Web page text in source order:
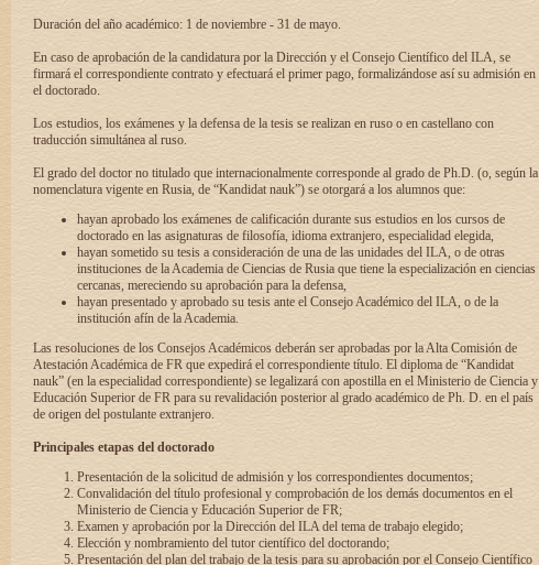
Duración del año académico: 1 de noviembre - 31 de mayo.
En caso de aprobación de la candidatura por la Dirección y el Consejo Científico del ILA, se
firmará el correspondiente contrato y efectuará el primer pago, formalizándose así su admisión en
el doctorado.
Los estudios, los exámenes y la defensa de la tesis se realizan en ruso o en castellano con
traducción simultánea al ruso.
El grado del doctor no titulado que internacionalmente corresponde al grado de Ph.D. (o, según la
nomenclatura vigente en Rusia, de “Kandidat nauk”) se otorgará a los alumnos que:
hayan aprobado los exámenes de calificación durante sus estudios en los cursos de
doctorado en las asignaturas de filosofía, idioma extranjero, especialidad elegida,
hayan sometido su tesis a consideración de una de las unidades del ILA, o de otras
instituciones de la Academia de Ciencias de Rusia que tiene la especialización en ciencias
cercanas, mereciendo su aprobación para la defensa,
hayan presentado y aprobado su tesis ante el Consejo Académico del ILA, o de la
institución afín de la Academia.
Las resoluciones de los Consejos Académicos deberán ser aprobadas por la Alta Comisión de
Atestación Académica de FR que expedirá el correspondiente título. El diploma de “Kandidat
nauk” (en la especialidad correspondiente) se legalizará con apostilla en el Ministerio de Ciencia y
Educación Superior de FR para su revalidación posterior al grado académico de Ph. D. en el país
de origen del postulante extranjero.
Principales etapas del doctorado
Presentación de la solicitud de admisión y los correspondientes documentos;
Convalidación del título profesional y comprobación de los demás documentos en el
Ministerio de Ciencia y Educación Superior de FR;
Examen y aprobación por la Dirección del ILA del tema de trabajo elegido;
Elección y nombramiento del tutor científico del doctorando;
Presentación del plan del trabajo de la tesis para su aprobación por el Consejo Científico